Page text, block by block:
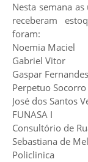
Nesta semana
receberam
foram:
Noemia Maciel
Gabriel Vitor
Gaspar Fernandes
Perpetuo Socorro
José dos Santos
FUNASA I
Consultório de
Sebastiana de
Policlinica